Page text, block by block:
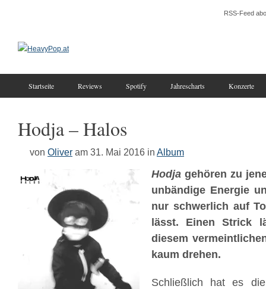
RSS-Feed
Startseite Reviews Spotify Jahrescharts Konzerte
Hodja – Halos
von Oliver am 31. Mai 2016 in Album
Hodja gehören zu
unbändige Energie
nur schwerlich auf
lässt. Einen Strick
diesem
kaum drehen.
Schließlich hat es